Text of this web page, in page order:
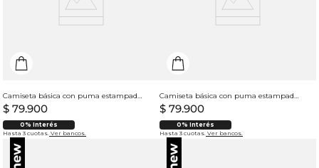
Camiseta básica con puma estampado para mujer
$ 79.900
0% Interés
Hasta 3 cuotas. Ver bancos.
Camiseta básica con puma estampado para mujer
$ 79.900
0% Interés
Hasta 3 cuotas. Ver bancos.